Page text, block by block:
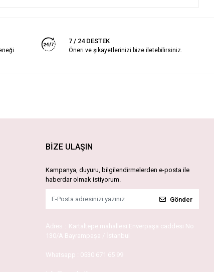
7 / 24 DESTEK
Öneri ve şikayetlerinizi bize iletebilirsiniz.
BİZE ULAŞIN
Kampanya, duyuru, bilgilendirmelerden e-posta ile
haberdar olmak istiyorum.
Gönder
Adres : Kartaltepe mahallesi Enverpaşa caddesi No
130/A Bayrampaşa / İstanbul
Whatsapp : 0530 671 65 99